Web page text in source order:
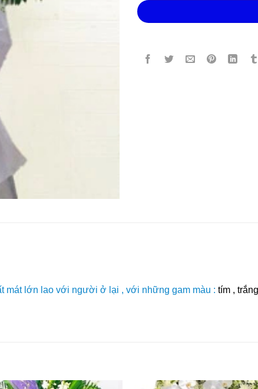
mát lớn lao với người ở lại , với những gam màu : tím ,